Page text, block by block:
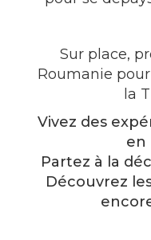
Sur place,
Roumanie
la
Vivez des
en
Partez à la
Découvrez